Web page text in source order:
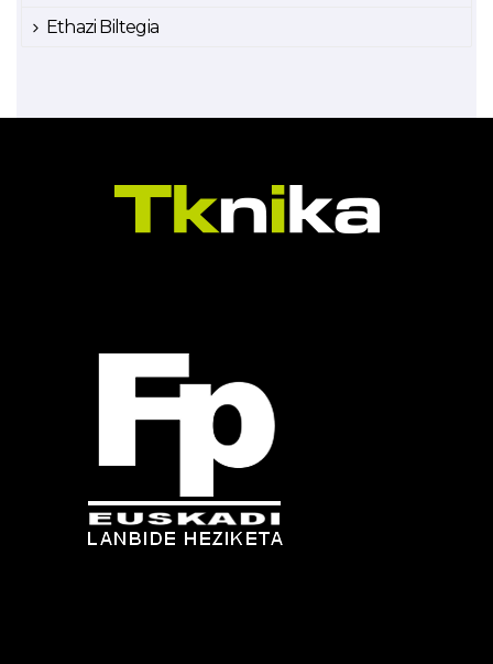
Ethazi Biltegia